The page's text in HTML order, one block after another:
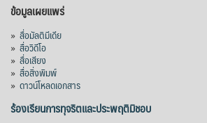
อนุมัติโครงการอ่างเก็บน้ำคลองวังโตนด
จังหวัดจันทบุรี กรอบวงเงิน 7,200 ล้านบาท
กำหนดระยะเวลาดำเนินงาน 7 ปี (พ.ศ. 2570–
2576) โดยโครงการมีความจุ 99.50 ล้าน
ลูกบาศก์เมตร สามารถสนับสนุนพื้นที่
ชลประทานกว่า 87,700 ไร่ เพิ่ม
ข้อมูลเผยแพร่
» สื่อมัลติมีเดีย
» สื่อวิดีโอ
» สื่อเสียง
» สื่อสิ่งพิมพ์
» ดาวน์โหลดเอกสาร
ร้องเรียนการทุจริตและประพฤติมิชอบ